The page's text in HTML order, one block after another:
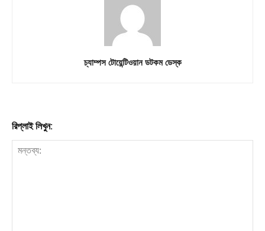
চ্যাম্পস টোয়েন্টিওয়ান ডটকম ডেস্ক
রিপ্লাই লিখুন: